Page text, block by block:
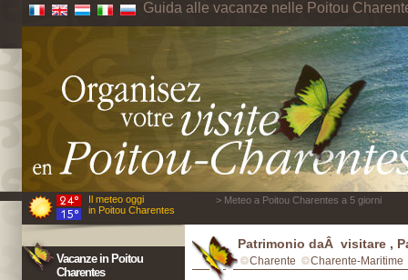
Guida alle vacanze nelle Poitou
Il meteo oggi
in Poitou Charentes
> Meteo a Poitou Charentes a 5 giorni
Vacanze in Poitou
Charentes
Patrimonio daÂ visitare ,
Charente Charente-Maritime